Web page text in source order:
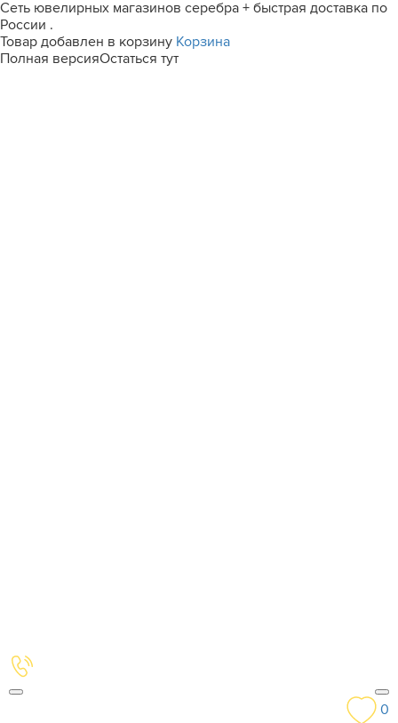
Сеть ювелирных магазинов серебра + быстрая доставка по
России .
Товар добавлен в корзину Корзина
Полная версияОстаться тут
0